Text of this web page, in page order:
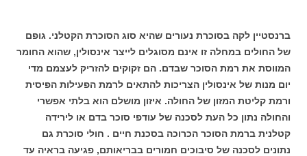
ברנסטיין לקה בסוכרת נעורים שהיא סוג הסוכרת הקטלני. גופם
של החולים במחלה זו אינם מסוגלים לייצר אינסולין, שהוא החומר
המווסת את רמת הסוכר שבדם. הם זקוקים להזריק לעצמם מדי
יום מנות של אינסולין הצריכות להתאים לרמת הפעילות הפיסית
ורמת קליטת המזון של החולה. איזון מושלם הוא בלתי אפשרי
והחולה נתון כל העת לסכנה של עודפי סוכר בדם או לירידה
קטלנית ברמת הסוכר הכרוכה בסכנת חיים . חולי סוכרת גם
נתונים לסכנה של סיבוכים חמורים בבריאותם, פגיעה בראיה עד